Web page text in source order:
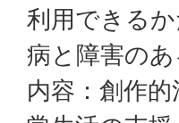
利用できる
病と障害の
内容：創作